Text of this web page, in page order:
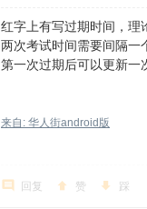
红字上有写过期时间，理
两次考试时间需要间隔一
第一次过期后可以更新一
来自: 华人街android版
回复 赞 踩